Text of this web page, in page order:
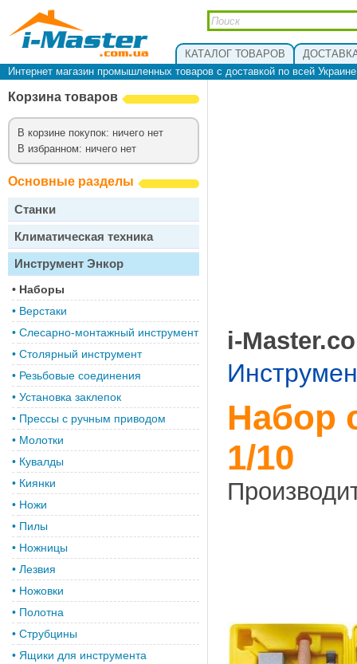
КАТАЛОГ ТОВАРОВ
Интернет магазин промышленных товаров с доставкой по всей
Корзина товаров
В корзине покупок: ничего нет
В избранном: ничего нет
Основные разделы
Станки
Климатическая техника
Инструмент Энкор
• Наборы
• Верстаки
• Слесарно-монтажный инструмент
• Столярный инструмент
• Резьбовые соединения
• Установка заклепок
• Прессы с ручным приводом
• Молотки
• Кувалды
• Киянки
• Ножи
• Пилы
• Ножницы
• Лезвия
• Ножовки
• Полотна
• Струбцины
• Ящики для инструмента
i-
Набор
1/10